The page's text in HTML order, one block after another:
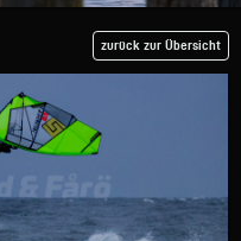
zurück zur Übersicht